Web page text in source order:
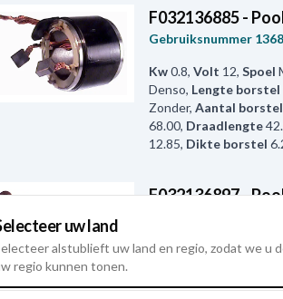
F032136885 -
Gebruiksnummer
Kw0.8, Volt 12, Spoel
Denso, Lengte borstel
Zonder, Aantal
68.00, Draadlengte
12.85, Dikte borstel
F032136897 -
Kw1.4,Volt 12, Spoel
borstels:M10,No./
uw land
alstublieft uw land en regio, zodat we u
regio kunnen tonen.